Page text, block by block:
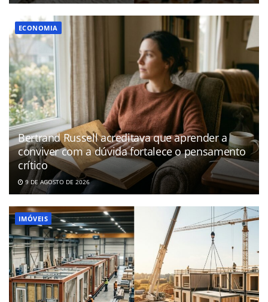
ECONOMIA
Bertrand Russell acreditava que aprender a
conviver com a dúvida fortalece o pensamento
crítico
9 DE AGOSTO DE 2026
IMÓVEIS